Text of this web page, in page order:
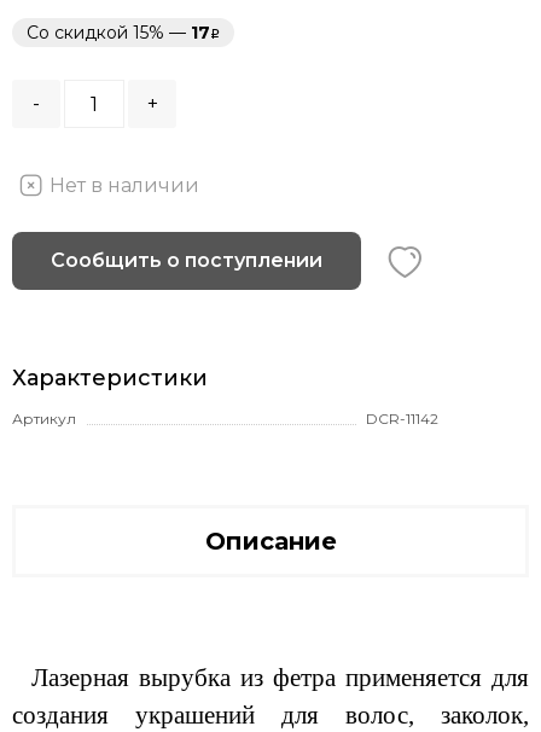
Со скидкой 15% — 17
- +
Нет в наличии
Сообщить о поступлении
Характеристики
Артикул DCR-11142
Описание
Лазерная вырубка из фетра применяется для
создания украшений для волос, заколок,